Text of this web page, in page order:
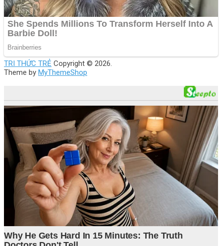
TRI THỨC TRẺ Copyright © 2026.
Theme by MyThemeShop